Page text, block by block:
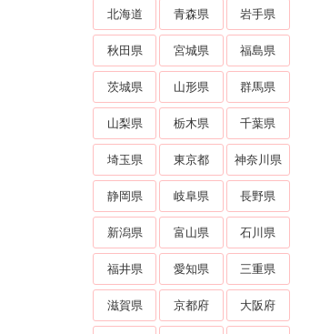
北海道 青森県 岩手県
秋田県 宮城県 福島県
茨城県 山形県 群馬県
山梨県 栃木県 千葉県
埼玉県 東京都 神奈川県
静岡県 岐阜県 長野県
新潟県 富山県 石川県
福井県 愛知県 三重県
滋賀県 京都府 大阪府